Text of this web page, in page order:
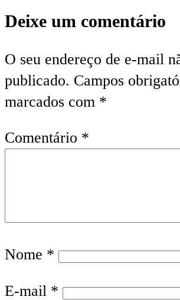
Deixe um comentário
O seu endereço de e-mail
publicado. Campos
marcados com *
Comentário *
Nome *
E-mail *